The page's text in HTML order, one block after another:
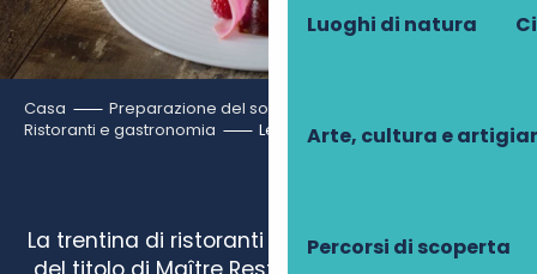
Luoghi di natura
Arte, cultura e
Percorsi di scoperta
Casa
Preparazione del soggiorno
Ristoranti e gastronomia
Le tavole dei maestri ristoratori
La trentina di ristoranti della Touraine si fregia